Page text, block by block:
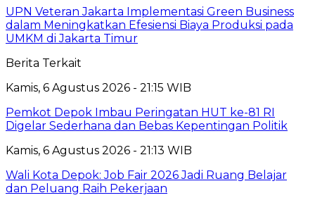
UPN Veteran Jakarta Implementasi Green Business
dalam Meningkatkan Efesiensi Biaya Produksi pada
UMKM di Jakarta Timur
Berita Terkait
Kamis, 6 Agustus 2026 - 21:15 WIB
Pemkot Depok Imbau Peringatan HUT ke-81 RI
Digelar Sederhana dan Bebas Kepentingan Politik
Kamis, 6 Agustus 2026 - 21:13 WIB
Wali Kota Depok: Job Fair 2026 Jadi Ruang Belajar
dan Peluang Raih Pekerjaan